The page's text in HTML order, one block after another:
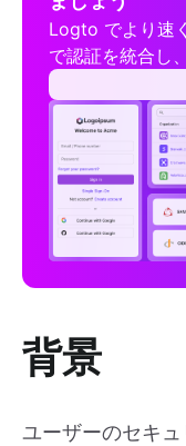
Logto でより速
で認証を統合し
背景
ユーザーのセキ